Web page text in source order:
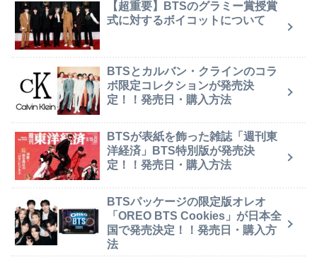
【超重要】BTSのグラミー賞授賞
式に対するボイコットについて
BTSとカルバン・クラインのコラ
ボ限定コレクションが発売決
定！！発売日・購入方法
BTSが表紙を飾った雑誌「週刊東
洋経済」BTS特別版が発売決
定！！発売日・購入方法
BTSパッケージの限定版オレオ
「OREO BTS Cookies」が日本全
国で発売決定！！発売日・購入方
法